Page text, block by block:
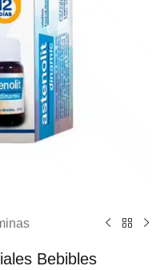
Bebibles